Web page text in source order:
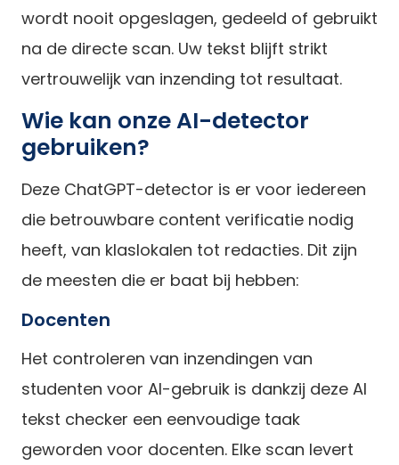
wordt nooit opgeslagen, gedeeld of gebruikt
na de directe scan. Uw tekst blijft strikt
vertrouwelijk van inzending tot resultaat.
Wie kan onze AI-detector
gebruiken?
Deze ChatGPT-detector is er voor iedereen
die betrouwbare content verificatie nodig
heeft, van klaslokalen tot redacties. Dit zijn
de meesten die er baat bij hebben:
Docenten
Het controleren van inzendingen van
studenten voor AI-gebruik is dankzij deze AI
tekst checker een eenvoudige taak
geworden voor docenten. Elke scan levert